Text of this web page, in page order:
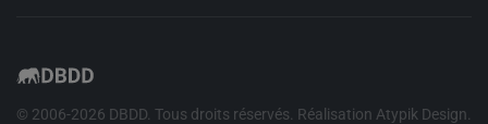
© 2006-2026 DBDD. Tous droits réservés. Réalisation Atypik Design